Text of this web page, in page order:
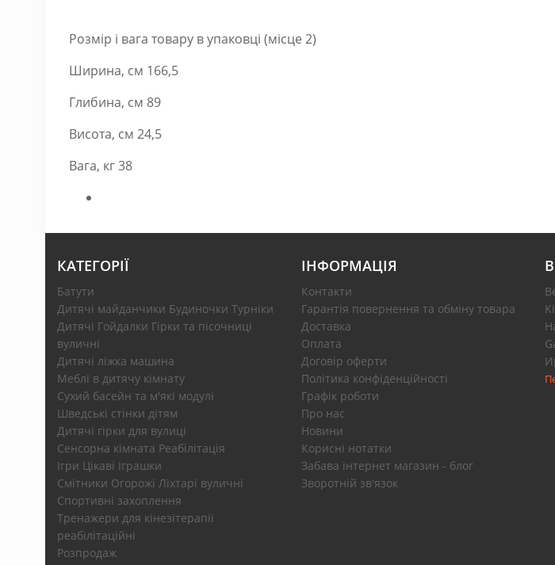
Розмір і вага товару в упаковці (місце 2)
Ширина, см 166,5
Глибина, см 89
Висота, см 24,5
Вага, кг 38
КАТЕГОРІЇ
Батути
Дитячі майданчики Будиночки Турніки
Дитячі Гойдалки Гірки та пісочниці
вуличні
Дитячі ліжка машина
Меблі в дитячу кімнату
Сухий басейн та м'які модулі
Шведські стінки дітям
Дитячі гірки для вулиці
Сенсорна кімната Реабілітація
Ігри Цікаві Іграшки
Смітники Огорожі Ліхтарі вуличні
Спортивні захоплення
Тренажери для кінезітерапії
реабілітаційні
Розпродаж
ІНФОРМАЦІЯ
Контакти
Гарантія повернення та обміну товара
Доставка
Оплата
Договір оферти
Політика конфіденційності
Графік роботи
Про нас
Новини
Корисні нотатки
Забава інтернет магазин - блог
Зворотній зв'язок